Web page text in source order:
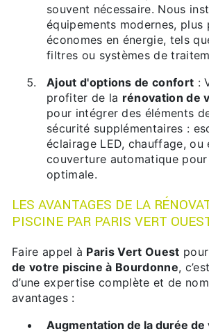
souvent nécessaire. Nous
équipements modernes,
économes en énergie, tels
filtres ou systèmes de
Ajout d'options de confort :
profiter de la rénovation de
pour intégrer des éléments
sécurité supplémentaires :
éclairage LED, chauffage, ou
couverture automatique
optimale.
LES AVANTAGES DE LA
PISCINE PAR PARIS VERT
Faire appel à Paris Vert Ouest
de votre piscine à Bourdonne,
d’une expertise complète et de
avantages :
Augmentation de la durée de